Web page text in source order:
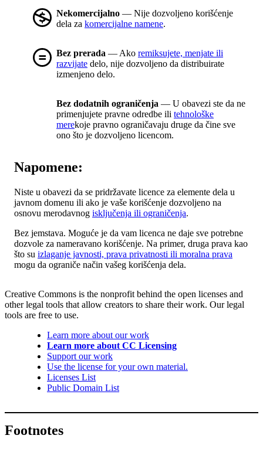
Nekomercijalno — Nije dozvoljeno korišćenje
dela za komercijalne namene.
Bez prerada — Ako remiksujete, menjate ili
razvijate delo, nije dozvoljeno da distribuirate
izmenjeno delo.
Bez dodatnih ograničenja — U obavezi ste da ne
primenjujete pravne odredbe ili tehnološke
merekoje pravno ograničavaju druge da čine sve
ono što je dozvoljeno licencom.
Napomene:
Niste u obavezi da se pridržavate licence za elemente dela u
javnom domenu ili ako je vaše korišćenje dozvoljeno na
osnovu merodavnog isključenja ili ograničenja.
Bez jemstava. Moguće je da vam licenca ne daje sve potrebne
dozvole za nameravano korišćenje. Na primer, druga prava kao
što su izlaganje javnosti, prava privatnosti ili moralna prava
mogu da ograniče način vašeg korišćenja dela.
Creative Commons is the nonprofit behind the open licenses and
other legal tools that allow creators to share their work. Our legal
tools are free to use.
Learn more about our work
Learn more about CC Licensing
Support our work
Use the license for your own material.
Licenses List
Public Domain List
Footnotes